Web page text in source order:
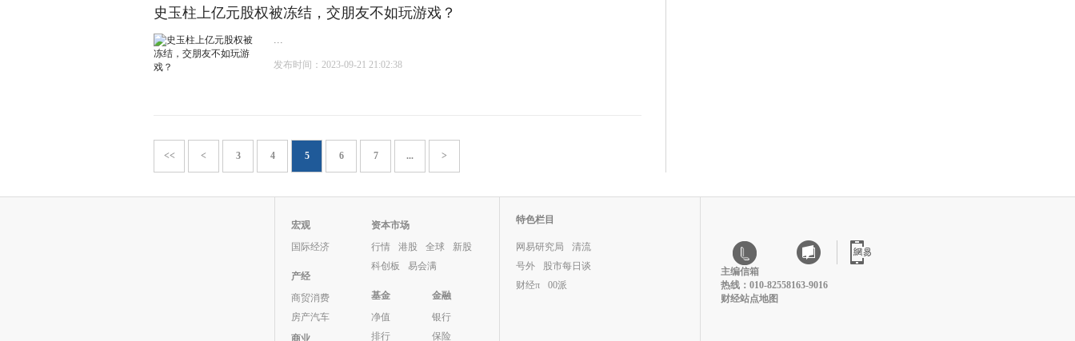
史玉柱上亿元股权被冻结，交朋友不如玩游戏？
...
发布时间：2023-09-21 21:02:38
<< < 3 4 5 6 7 ... >
宏观
国际经济
产经
商贸消费
房产汽车
商业
资本市场
行情
港股 全球
新股
科创板
易会满
基金
净值
排行
金融
银行
保险
特色栏目
网易研究局
清流
号外
股市每日谈
财经π
00派
主编信箱
热线：010-82558163-9016
财经站点地图